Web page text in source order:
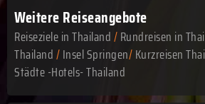
Weitere Reiseangebote
Reiseziele in Thailand/Rundreisen in
Thailand/Insel Springen/Kurzreisen
Städte -Hotels- Thailand